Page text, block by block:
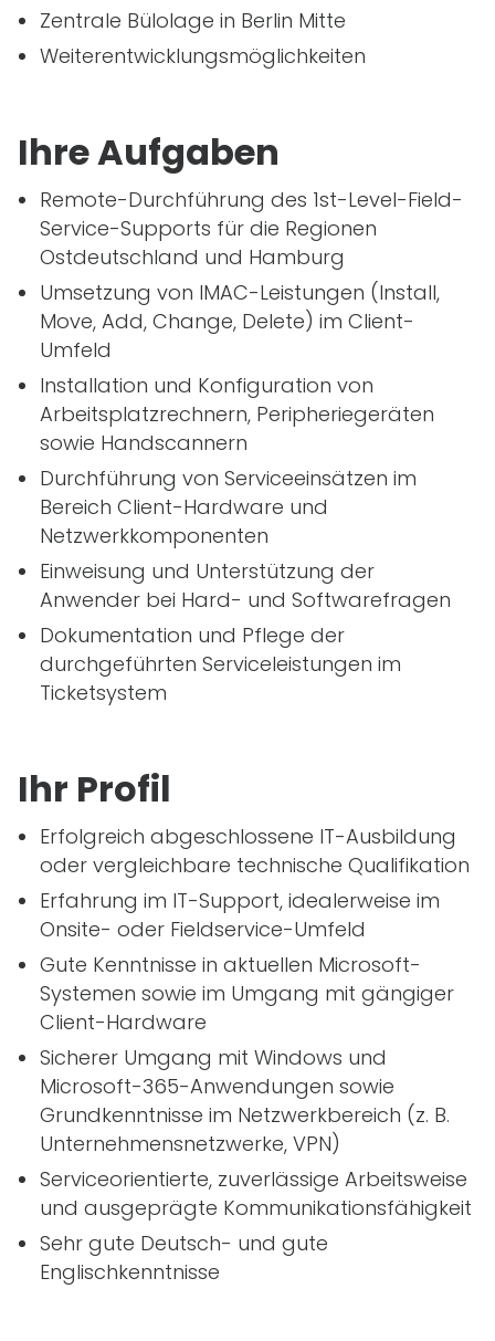
Zentrale Bülolage in Berlin Mitte
Weiterentwicklungsmöglichkeiten
Ihre Aufgaben
Remote-Durchführung des 1st-Level-Field-
Service-Supports für die Regionen
Ostdeutschland und Hamburg
Umsetzung von IMAC-Leistungen (Install,
Move, Add, Change, Delete) im Client-
Umfeld
Installation und Konfiguration von
Arbeitsplatzrechnern, Peripheriegeräten
sowie Handscannern
Durchführung von Serviceeinsätzen im
Bereich Client-Hardware und
Netzwerkkomponenten
Einweisung und Unterstützung der
Anwender bei Hard- und Softwarefragen
Dokumentation und Pflege der
durchgeführten Serviceleistungen im
Ticketsystem
Ihr Profil
Erfolgreich abgeschlossene IT-Ausbildung
oder vergleichbare technische Qualifikation
Erfahrung im IT-Support, idealerweise im
Onsite- oder Fieldservice-Umfeld
Gute Kenntnisse in aktuellen Microsoft-
Systemen sowie im Umgang mit gängiger
Client-Hardware
Sicherer Umgang mit Windows und
Microsoft-365-Anwendungen sowie
Grundkenntnisse im Netzwerkbereich (z. B.
Unternehmensnetzwerke, VPN)
Serviceorientierte, zuverlässige Arbeitsweise
und ausgeprägte Kommunikationsfähigkeit
Sehr gute Deutsch- und gute
Englischkenntnisse